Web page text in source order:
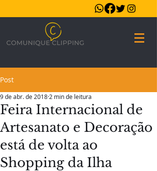
Post
Feira Internacional de
Artesanato e Decoração
está de volta ao
Shopping da Ilha
9 de abr. de 2018 2 min de leitura